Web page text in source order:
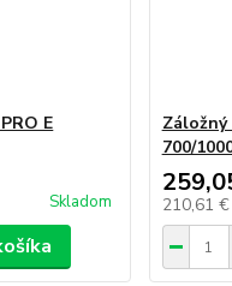
E
Skladom
Záložný
700/
210,61 €